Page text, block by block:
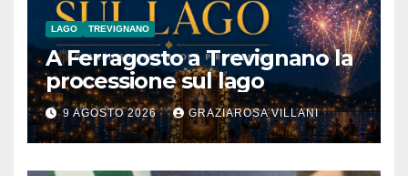
LAGO TREVIGNANO
A Ferragosto a Trevignano la
processione sul lago
9 AGOSTO 2026 GRAZIAROSA VILLANI